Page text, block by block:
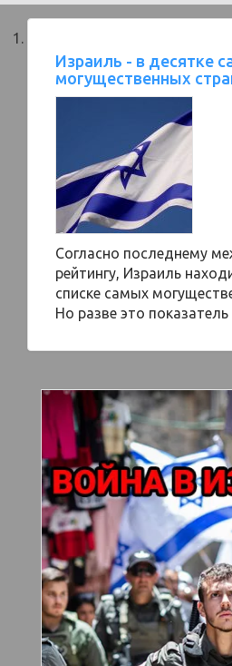
Израиль - в десятке
могущественных
Согласно последнему
рейтингу, Израиль
списке самых
Но разве это